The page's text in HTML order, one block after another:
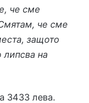
че сме
че сме
защото
на
3433 лева.